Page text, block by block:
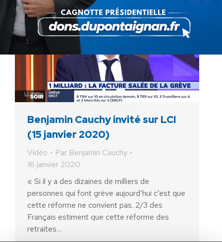
Benjamin Cauchy invité sur LCI
(15 janvier 2020)
Vidéo Par Benjamin Cauchy
16 janvier 2020
« Si il y a des dizaines de milliers de
personnes qui font grève aujourd’hui c’est que
cette réforme ne convient pas. 2/3 des
Français estiment que cette réforme des
retraites…
AIDEZ NOUS À
LIBÉRER LA FRANCE